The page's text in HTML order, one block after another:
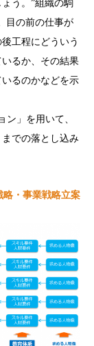
う。”組織の駒
目の前の仕事が
工程にどういう
るか、その結果
るのかなどを示
ン」を用いて、
までの落とし込み
略・事業戦略立案